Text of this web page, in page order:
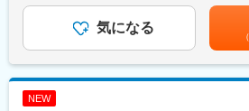
■スーパー・コートについて：
「スーパー・コートがあるから老後が
・販促活動、ルート配送及び指定先へ
・商品出荷積込みや返却品入荷の作業
・レンタルの受注手配及びそれに伴
します。■その他定額手当：地域手当
程度予定）■昇給：年1回賃金はあく
考を通じて上下する可能性がありま
めた表記です。
気になる
NEW